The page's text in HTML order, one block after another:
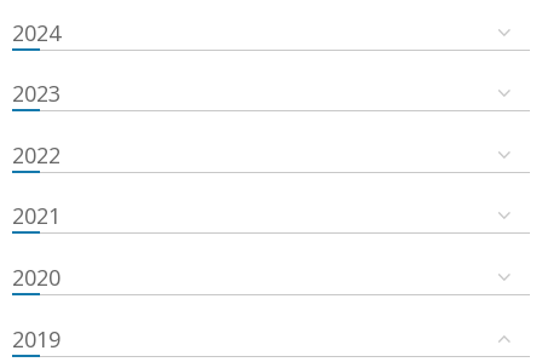
2024
2023
2022
2021
2020
2019